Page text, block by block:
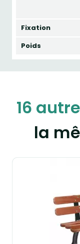
Fixation
Poids
16
la